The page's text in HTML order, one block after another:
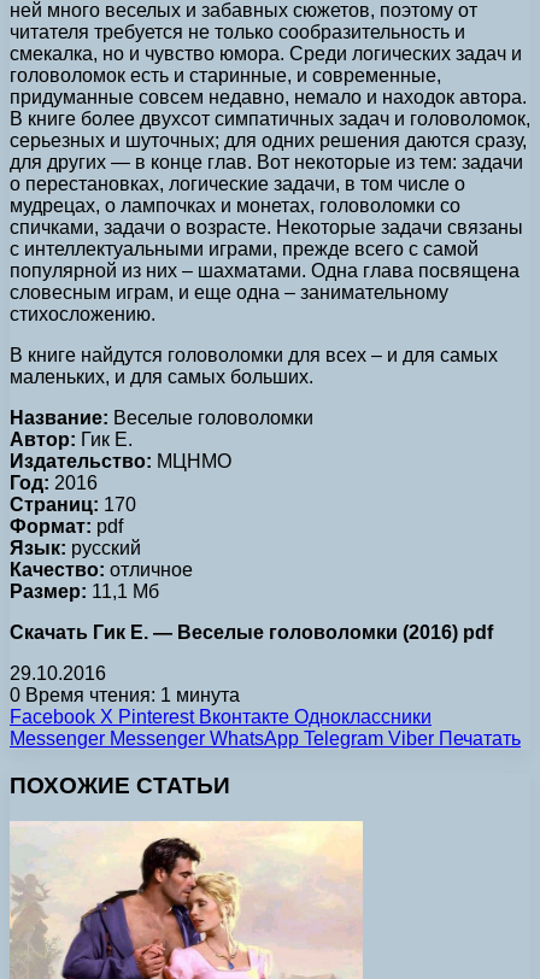
ней много веселых и забавных сюжетов, поэтому от
читателя требуется не только сообразительность и
смекалка, но и чувство юмора. Среди логических задач и
головоломок есть и старинные, и современные,
придуманные совсем недавно, немало и находок автора.
В книге более двухсот симпатичных задач и головоломок,
серьезных и шуточных; для одних решения даются сразу,
для других — в конце глав. Вот некоторые из тем: задачи
о перестановках, логические задачи, в том числе о
мудрецах, о лампочках и монетах, головоломки со
спичками, задачи о возрасте. Некоторые задачи связаны
с интеллектуальными играми, прежде всего с самой
популярной из них – шахматами. Одна глава посвящена
словесным играм, и еще одна – занимательному
стихосложению.
В книге найдутся головоломки для всех – и для самых
маленьких, и для самых больших.
Название: Веселые головоломки
Автор: Гик Е.
Издательство: МЦНМО
Год: 2016
Страниц: 170
Формат: pdf
Язык: русский
Качество: отличное
Размер: 11,1 Мб
Скачать Гик Е. — Веселые головоломки (2016) pdf
29.10.2016
0 Время чтения: 1 минута
Facebook X Pinterest Вконтакте Одноклассники
Messenger Messenger WhatsApp Telegram Viber Печатать
ПОХОЖИЕ СТАТЬИ